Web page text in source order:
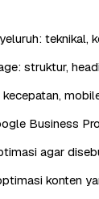
teknikal,
struktur,
kecepatan,
Business
agar
konten